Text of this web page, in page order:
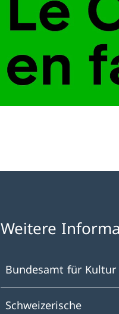
Weitere
Bundesamt für Kultur
Schweizerische